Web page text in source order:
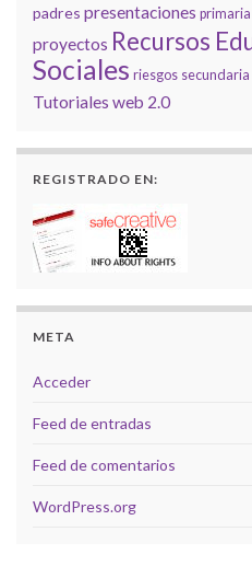
padres presentaciones primaria
proyectos Recursos
Sociales riesgos secundaria
Tutoriales web 2.0
REGISTRADO EN:
META
Acceder
Feed de entradas
Feed de comentarios
WordPress.org